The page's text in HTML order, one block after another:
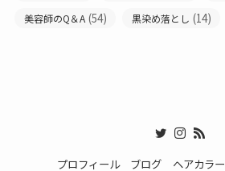
美容師のQ＆A (54) 黒染め落とし (14)
プロフィール ブログ ヘアカラー